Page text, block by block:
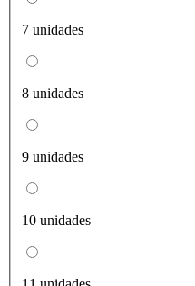
7 unidades
8 unidades
9 unidades
10 unidades